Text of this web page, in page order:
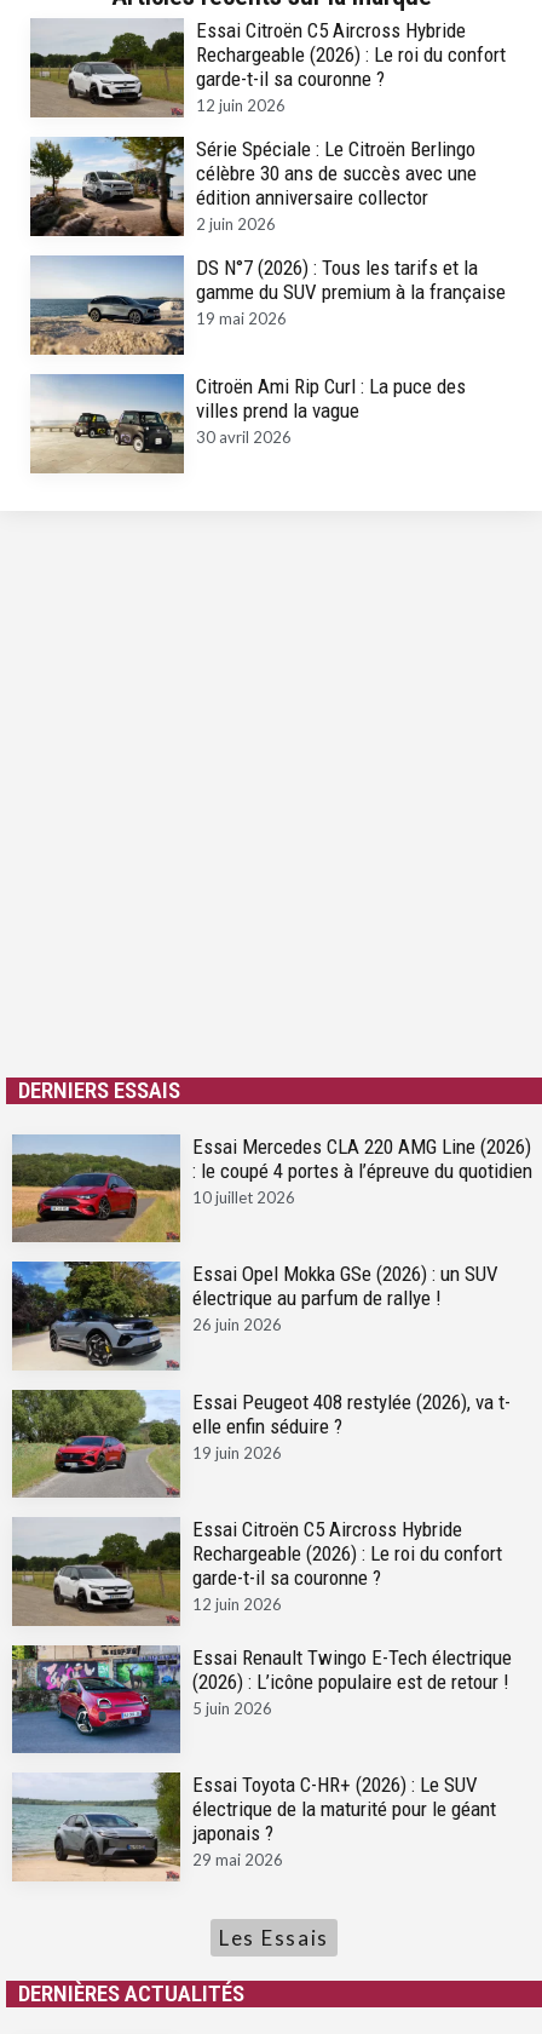
Essai Citroën C5 Aircross Hybride
Rechargeable (2026) : Le roi du confort
garde-t-il sa couronne ?
12 juin 2026
Série Spéciale : Le Citroën Berlingo
célèbre 30 ans de succès avec une
édition anniversaire collector
2 juin 2026
DS N°7 (2026) : Tous les tarifs et la
gamme du SUV premium à la française
19 mai 2026
Citroën Ami Rip Curl : La puce des
villes prend la vague
30 avril 2026
DERNIERS ESSAIS
Essai Mercedes CLA 220 AMG Line (2026)
: le coupé 4 portes à l’épreuve du quotidien
10 juillet 2026
Essai Opel Mokka GSe (2026) : un SUV
électrique au parfum de rallye !
26 juin 2026
Essai Peugeot 408 restylée (2026), va t-
elle enfin séduire ?
19 juin 2026
Essai Citroën C5 Aircross Hybride
Rechargeable (2026) : Le roi du confort
garde-t-il sa couronne ?
12 juin 2026
Essai Renault Twingo E-Tech électrique
(2026) : L’icône populaire est de retour !
5 juin 2026
Essai Toyota C-HR+ (2026) : Le SUV
électrique de la maturité pour le géant
japonais ?
29 mai 2026
Les Essais
DERNIÈRES ACTUALITÉS